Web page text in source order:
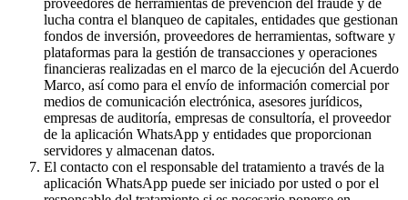
lucha contra el blanqueo de capitales, entidades que gestionan
fondos de inversión, proveedores de herramientas, software y
plataformas para la gestión de transacciones y operaciones
financieras realizadas en el marco de la ejecución del Acuerdo
Marco, así como para el envío de información comercial por
medios de comunicación electrónica, asesores jurídicos,
empresas de auditoría, empresas de consultoría, el proveedor
de la aplicación WhatsApp y entidades que proporcionan
servidores y almacenan datos.
El contacto con el responsable del tratamiento a través de la
aplicación WhatsApp puede ser iniciado por usted o por el